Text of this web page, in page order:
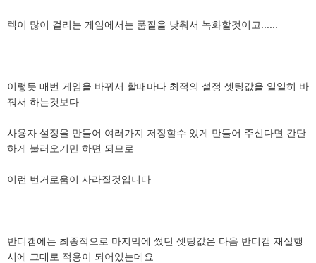
렉이 많이 걸리는 게임에서는 품질을 낮춰서 녹화할것이고......
이렇듯 매번 게임을 바꿔서 할때마다 최적의 설정 셋팅값을 일일히 바
꿔서 하는것보다
사용자 설정을 만들어 여러가지 저장할수 있게 만들어 주신다면 간단
하게 불러오기만 하면 되므로
이런 번거로움이 사라질것입니다
반디캠에는 최종적으로 마지막에 썼던 셋팅값은 다음 반디캠 재실행
시에 그대로 적용이 되어있는데요